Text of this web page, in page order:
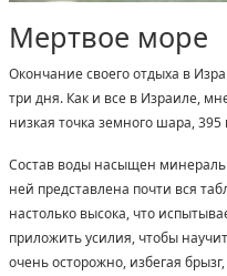
Мертвое море
Окончание своего отдыха в
три дня. Как и все в Израиле,
низкая точка земного шара,
Состав воды насыщен
ней представлена почти вся
настолько высока, что
приложить усилия, чтобы
очень осторожно, избегая